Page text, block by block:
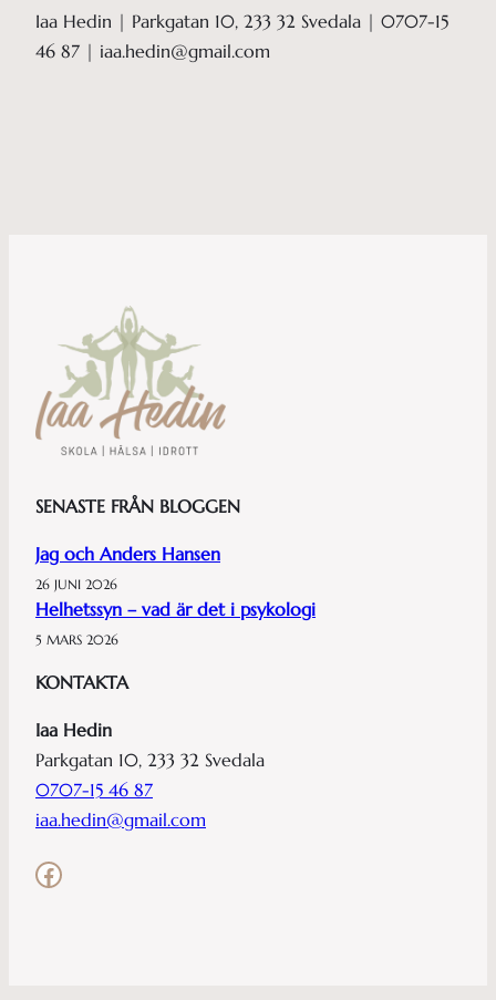
Iaa Hedin | Parkgatan 10, 233 32 Svedala | 0707-15
46 87 | iaa.hedin@gmail.com
SENASTE FRÅN BLOGGEN
Jag och Anders Hansen
26 JUNI 2026
Helhetssyn – vad är det i psykologi
5 MARS 2026
KONTAKTA
Iaa Hedin
Parkgatan 10, 233 32 Svedala
0707-15 46 87
iaa.hedin@gmail.com
Facebook